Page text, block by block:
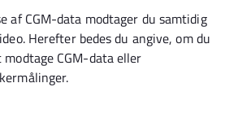
af CGM-data modtager du samtidig
Herefter bedes du angive, om du
CGM-data eller